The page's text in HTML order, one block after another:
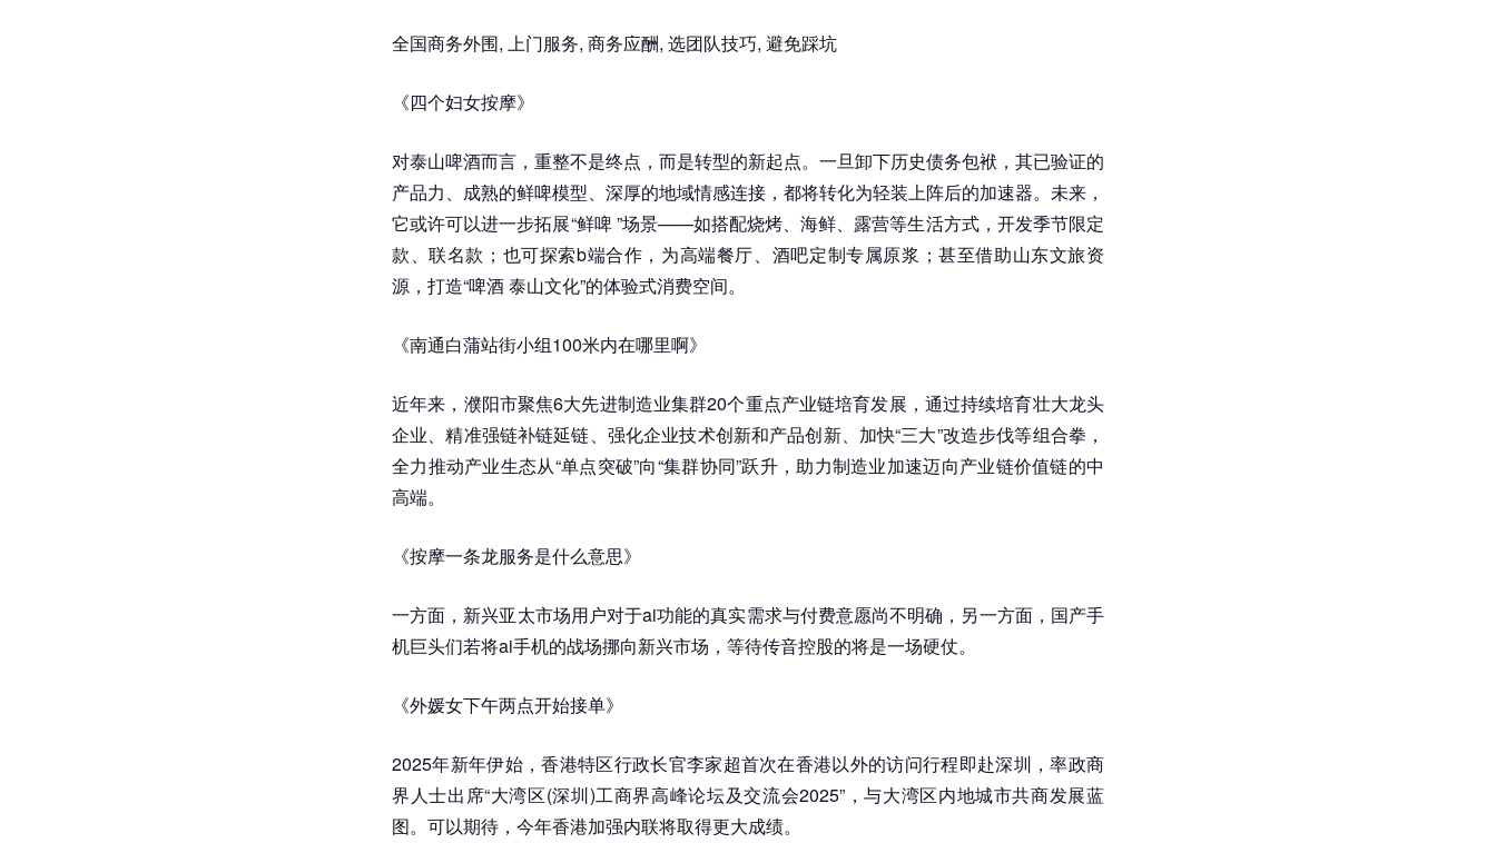
全国商务外围, 上门服务, 商务应酬, 选团队技巧, 避免踩坑
《四个妇女按摩》
对泰山啤酒而言，重整不是终点，而是转型的新起点。一旦卸下历史债务包袱，其已验证的
产品力、成熟的鲜啤模型、深厚的地域情感连接，都将转化为轻装上阵后的加速器。未来，
它或许可以进一步拓展“鲜啤 ”场景——如搭配烧烤、海鲜、露营等生活方式，开发季节限定
款、联名款；也可探索b端合作，为高端餐厅、酒吧定制专属原浆；甚至借助山东文旅资
源，打造“啤酒 泰山文化”的体验式消费空间。
《南通白蒲站街小组100米内在哪里啊》
近年来，濮阳市聚焦6大先进制造业集群20个重点产业链培育发展，通过持续培育壮大龙头
企业、精准强链补链延链、强化企业技术创新和产品创新、加快“三大”改造步伐等组合拳，
全力推动产业生态从“单点突破”向“集群协同”跃升，助力制造业加速迈向产业链价值链的中
高端。
《按摩一条龙服务是什么意思》
一方面，新兴亚太市场用户对于ai功能的真实需求与付费意愿尚不明确，另一方面，国产手
机巨头们若将ai手机的战场挪向新兴市场，等待传音控股的将是一场硬仗。
《外媛女下午两点开始接单》
2025年新年伊始，香港特区行政长官李家超首次在香港以外的访问行程即赴深圳，率政商
界人士出席“大湾区(深圳)工商界高峰论坛及交流会2025”，与大湾区内地城市共商发展蓝
图。可以期待，今年香港加强内联将取得更大成绩。